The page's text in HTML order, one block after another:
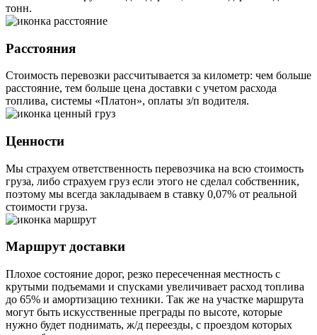
тонн.
Расстояния
Стоимость перевозки рассчитывается за километр: чем больше
расстояние, тем больше цена доставки с учетом расхода
топлива, системы «Платон», оплаты з/п водителя.
Ценности
Мы страхуем ответственность перевозчика на всю стоимость
груза, либо страхуем груз если этого не сделал собственник,
поэтому мы всегда закладываем в ставку 0,07% от реальной
стоимости груза.
Маршрут доставки
Плохое состояние дорог, резко пересеченная местность с
крутыми подъемами и спусками увеличивает расход топлива
до 65% и амортизацию техники. Так же на участке маршрута
могут быть искусственные преграды по высоте, которые
нужно будет поднимать, ж/д переезды, с проездом которых